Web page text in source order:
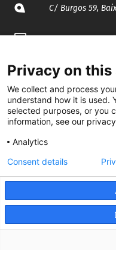
C/ Burgos 59,
935 120 481
@CGTCatalunya
cgtcatalunya
Privacy on this
We collect and process
understand how it is used.
selected purposes, or you
information, see our
Analytics
Consent details